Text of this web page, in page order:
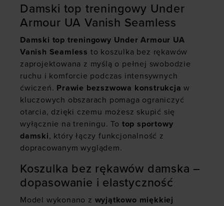
Damski top treningowy Under
Armour UA Vanish Seamless
Damski top treningowy Under Armour UA
Vanish Seamless to koszulka bez rękawów
zaprojektowana z myślą o pełnej swobodzie
ruchu i komforcie podczas intensywnych
ćwiczeń. Prawie bezszwowa konstrukcja w
kluczowych obszarach pomaga ograniczyć
otarcia, dzięki czemu możesz skupić się
wyłącznie na treningu. To top sportowy
damski, który łączy funkcjonalność z
dopracowanym wyglądem.
Koszulka bez rękawów damska –
dopasowanie i elastyczność
Model wykonano z wyjątkowo miękkiej